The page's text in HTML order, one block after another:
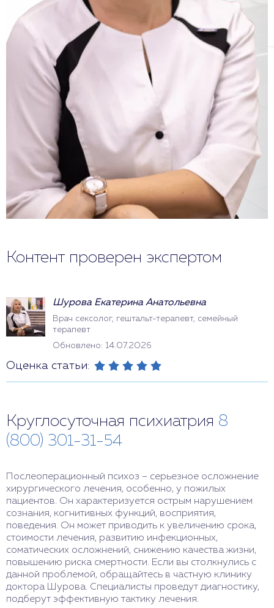
Контент проверен экспертом
Шурова Екатерина Анатольевна
Врач сексолог, гештальт-терапевт, семейный
терапевт
Обновлено: 14.07.2026
Оценка статьи:
Круглосуточная психиатрия 8
(800) 301-31-54
Послеоперационный психоз – серьезное осложнение
хирургического лечения, особенно, у пожилых
пациентов. Он характеризуется острым нарушением
сознания, когнитивных функций, восприятия,
поведения. Он может приводить к увеличению срока,
стоимости лечения, развитию инфекционных,
соматических осложнений, снижению качества жизни,
повышению риска смертности. Если вы столкнулись с
данной проблемой, обращайтесь в частную клинику
доктора Шурова. Специалисты проведут диагностику,
подберут эффективную тактику лечения.